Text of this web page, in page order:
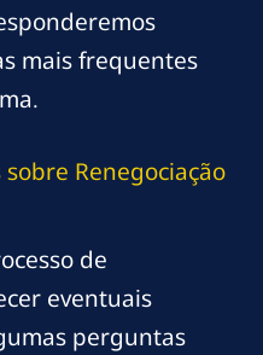
mais frequentes
Renegociação
de
eventuais
perguntas